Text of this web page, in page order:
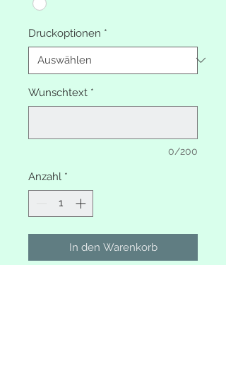
Druckoptionen *
Wunschtext *
0/200
Anzahl *
In den Warenkorb